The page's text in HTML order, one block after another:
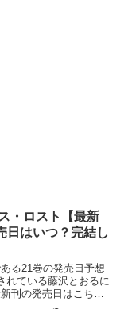
・ロスト【最新
日はいつ？完結し
る21巻の発売日予想
れている藤沢とおるに
刊の発売日はこち